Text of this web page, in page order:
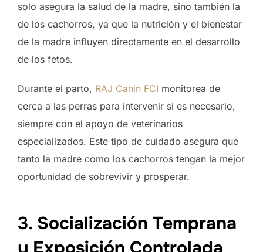
solo asegura la salud de la madre, sino también la
de los cachorros, ya que la nutrición y el bienestar
de la madre influyen directamente en el desarrollo
de los fetos.
Durante el parto, RAJ Canin FCI monitorea de
cerca a las perras para intervenir si es necesario,
siempre con el apoyo de veterinarios
especializados. Este tipo de cuidado asegura que
tanto la madre como los cachorros tengan la mejor
oportunidad de sobrevivir y prosperar.
3. Socialización Temprana